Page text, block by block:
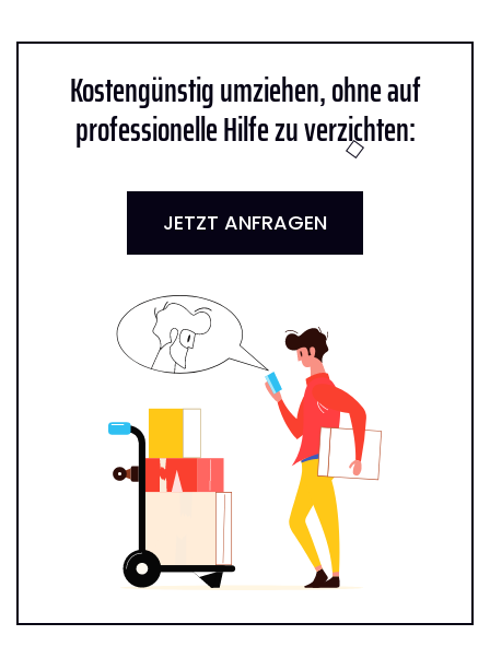
Kostengünstig umziehen, ohne auf
professionelle Hilfe zu verzichten:
JETZT ANFRAGEN